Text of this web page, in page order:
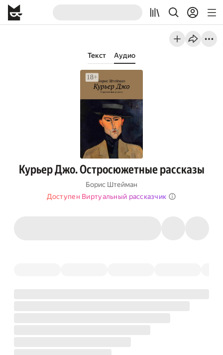
Текст Аудио
Курьер Джо. Остросюжетные рассказы
Борис Штейман
Доступен Виртуальный рассказчик